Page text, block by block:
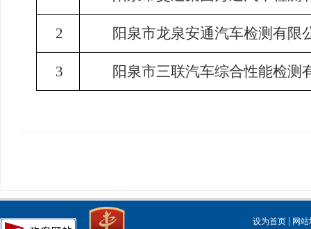
2 阳泉市龙泉安通汽车检测有限
3 阳泉市三联汽车综合性能检测
设为首页
网